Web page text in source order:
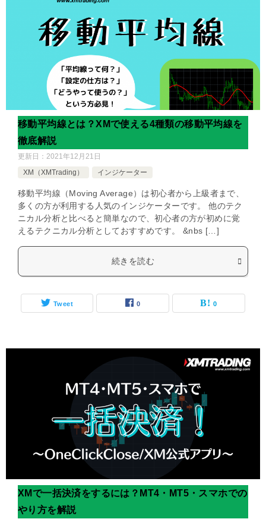
移動平均線とは？XMで使える4種類の移動平均線を
徹底解説
更新日： 2021年12月21日
XM（XMTrading）
インジケーター
移動平均線（Moving Average）は初心者から上級者まで、
多くの方が利用する人気のインジケーターです。 他のテク
ニカル分析と比べると簡単なので、初心者の方が初めに覚
えるテクニカル分析としておすすめです。 &nbs […]
続きを読む
Tweet 0 0
XMで一括決済をするには？MT4・MT5・スマホでの
やり方を解説